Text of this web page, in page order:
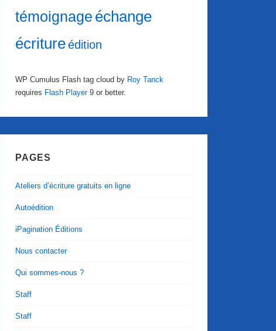
témoignage échange
écritureédition
WP Cumulus Flash tag cloud by Roy Tanck
requires Flash Player9 or better.
PAGES
Ateliers d’écriture gratuits en ligne
Autoédition
iPagination Éditions
Nous contacter
Qui sommes-nous ?
Staff
Staff